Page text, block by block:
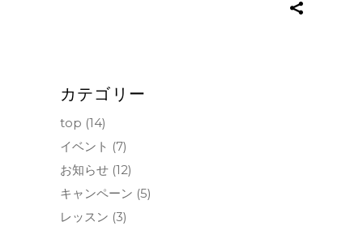
カテゴリー
top (14)
イベント (7)
お知らせ (12)
キャンペーン (5)
レッスン (3)